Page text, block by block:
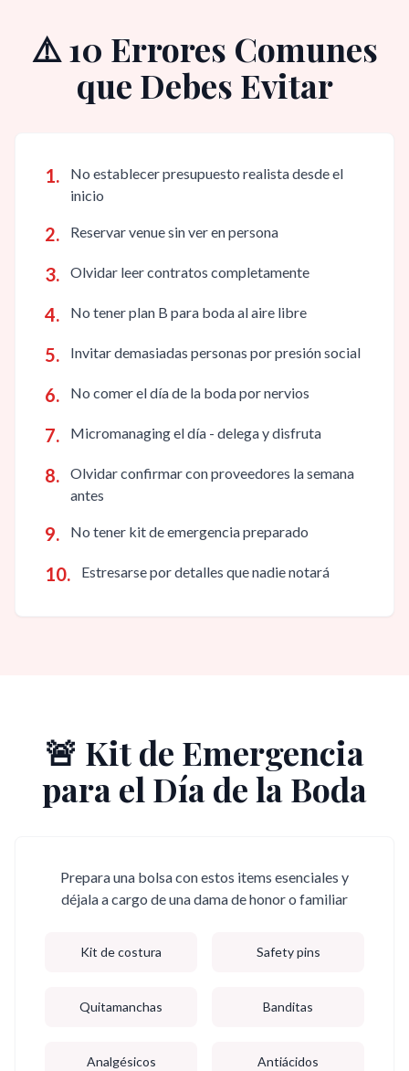
⚠️ 10 Errores Comunes
que Debes Evitar
1.
No establecer presupuesto realista desde el
inicio
2. Reservar venue sin ver en persona
3. Olvidar leer contratos completamente
4. No tener plan B para boda al aire libre
5. Invitar demasiadas personas por presión social
6. No comer el día de la boda por nervios
7. Micromanaging el día - delega y disfruta
8.
Olvidar confirmar con proveedores la semana
antes
9. No tener kit de emergencia preparado
10. Estresarse por detalles que nadie notará
🚨 Kit de Emergencia
para el Día de la Boda
Prepara una bolsa con estos items esenciales y
déjala a cargo de una dama de honor o familiar
Kit de costura Safety pins
Quitamanchas Banditas
Analgésicos Antiácidos